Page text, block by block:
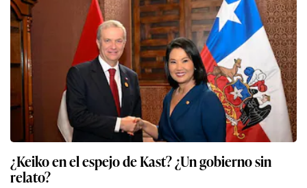
¿Keiko en el espejo de Kast? ¿Un gobierno sin
relato?